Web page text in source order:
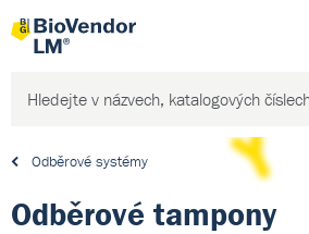
Odběrové systémy
Odběrové tampony